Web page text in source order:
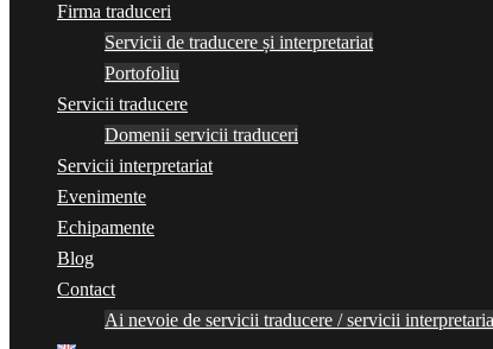
Firma traduceri
Servicii de traducere și interpretariat
Portofoliu
Servicii traducere
Domenii servicii traduceri
Servicii interpretariat
Evenimente
Echipamente
Blog
Contact
Ai nevoie de servicii traducere / servicii